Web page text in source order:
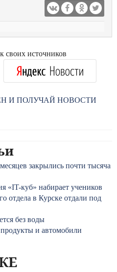
своих источников
И ПОЛУЧАЙ НОВОСТИ
закрылись почти тысяча
«IT-куб» набирает учеников
отдела в Курске отдали под
без воды
и автомобили